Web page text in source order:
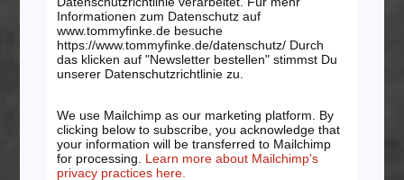
Informationen zum Datenschutz auf
www.tommyfinke.de besuche
https://www.tommyfinke.de/datenschutz/ Durch
das klicken auf "Newsletter bestellen" stimmst Du
unserer Datenschutzrichtlinie zu.
We use Mailchimp as our marketing platform. By
clicking below to subscribe, you acknowledge that
your information will be transferred to Mailchimp
for processing. Learn more about Mailchimp's
privacy practices here.